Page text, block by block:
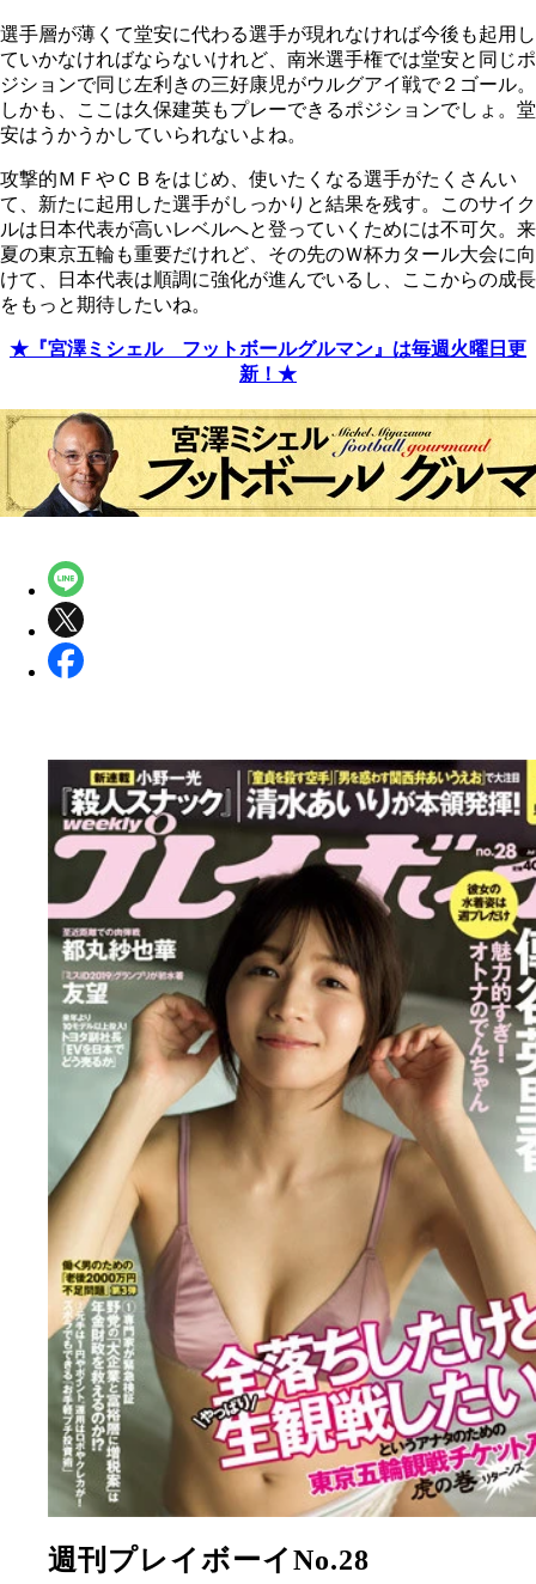
選手層が薄くて堂安に代わる選手が現れなければ今後も起用し
ていかなければならないけれど、南米選手権では堂安と同じポ
ジションで同じ左利きの三好康児がウルグアイ戦で２ゴール。
しかも、ここは久保建英もプレーできるポジションでしょ。堂
安はうかうかしていられないよね。
攻撃的ＭＦやＣＢをはじめ、使いたくなる選手がたくさんい
て、新たに起用した選手がしっかりと結果を残す。このサイク
ルは日本代表が高いレベルへと登っていくためには不可欠。来
夏の東京五輪も重要だけれど、その先のＷ杯カタール大会に向
けて、日本代表は順調に強化が進んでいるし、ここからの成長
をもっと期待したいね。
★『宮澤ミシェル フットボールグルマン』は毎週火曜日更
新！★
週刊プレイボーイNo.28